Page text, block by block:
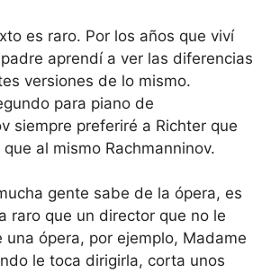
es raro. Por los años que viví
aprendí a ver las diferencias
versiones de lo mismo.
para piano de
siempre preferiré a Richter que
al mismo Rachmanninov.
gente sabe de la ópera, es
raro que un director que no le
una ópera, por ejemplo, Madame
le toca dirigirla, corta unos